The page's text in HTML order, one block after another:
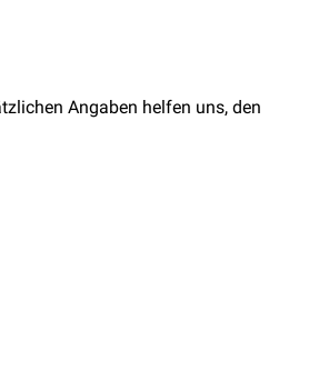
Angaben helfen uns, den